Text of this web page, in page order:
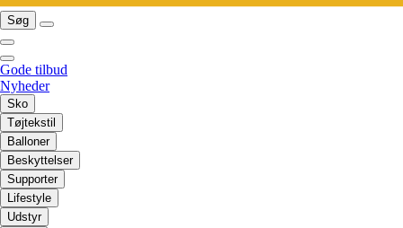
Søg
Gode tilbud
Nyheder
Sko
Tøjtekstil
Balloner
Beskyttelser
Supporter
Lifestyle
Udstyr